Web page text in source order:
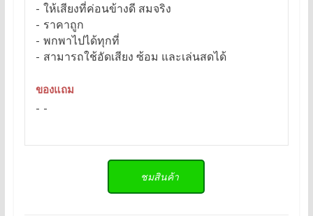
ให้เสียงที่ค่อนข้างดี สมจริง
ราคาถูก
พกพาไปได้ทุกที่
สามารถใช้อัดเสียง ซ้อม และเล่นสดได้
ของแถม
-
ชมสินค้า